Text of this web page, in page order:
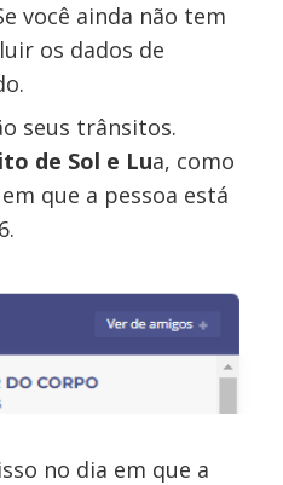
você ainda não tem
os dados de
seus trânsitos.
de Sol e Lua, como
que a pessoa está
no dia em que a